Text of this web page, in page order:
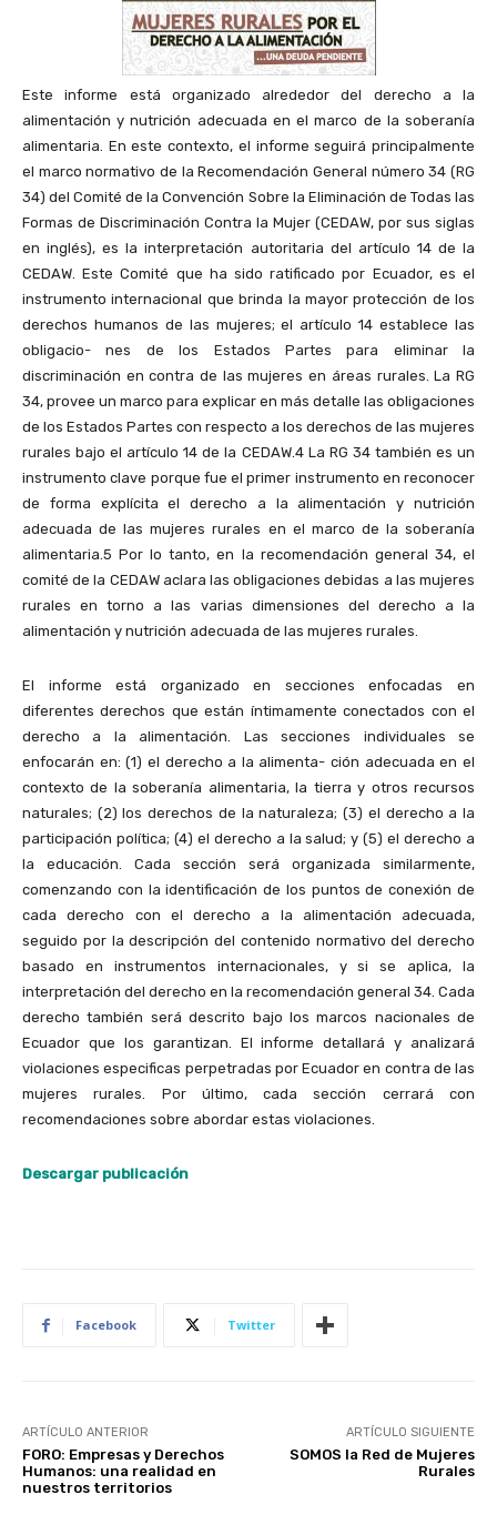
Este informe está organizado alrededor del derecho a la
alimentación y nutrición adecuada en el marco de la soberanía
alimentaria. En este contexto, el informe seguirá principalmente
el marco normativo de la Recomendación General número 34 (RG
34) del Comité de la Convención Sobre la Eliminación de Todas las
Formas de Discriminación Contra la Mujer (CEDAW, por sus siglas
en inglés), es la interpretación autoritaria del artículo 14 de la
CEDAW. Este Comité que ha sido ratificado por Ecuador, es el
instrumento internacional que brinda la mayor protección de los
derechos humanos de las mujeres; el artículo 14 establece las
obligacio- nes de los Estados Partes para eliminar la
discriminación en contra de las mujeres en áreas rurales. La RG
34, provee un marco para explicar en más detalle las obligaciones
de los Estados Partes con respecto a los derechos de las mujeres
rurales bajo el artículo 14 de la CEDAW.4 La RG 34 también es un
instrumento clave porque fue el primer instrumento en reconocer
de forma explícita el derecho a la alimentación y nutrición
adecuada de las mujeres rurales en el marco de la soberanía
alimentaria.5 Por lo tanto, en la recomendación general 34, el
comité de la CEDAW aclara las obligaciones debidas a las mujeres
rurales en torno a las varias dimensiones del derecho a la
alimentación y nutrición adecuada de las mujeres rurales.
El informe está organizado en secciones enfocadas en
diferentes derechos que están íntimamente conectados con el
derecho a la alimentación. Las secciones individuales se
enfocarán en: (1) el derecho a la alimenta- ción adecuada en el
contexto de la soberanía alimentaria, la tierra y otros recursos
naturales; (2) los derechos de la naturaleza; (3) el derecho a la
participación política; (4) el derecho a la salud; y (5) el derecho a
la educación. Cada sección será organizada similarmente,
comenzando con la identificación de los puntos de conexión de
cada derecho con el derecho a la alimentación adecuada,
seguido por la descripción del contenido normativo del derecho
basado en instrumentos internacionales, y si se aplica, la
interpretación del derecho en la recomendación general 34. Cada
derecho también será descrito bajo los marcos nacionales de
Ecuador que los garantizan. El informe detallará y analizará
violaciones especificas perpetradas por Ecuador en contra de las
mujeres rurales. Por último, cada sección cerrará con
recomendaciones sobre abordar estas violaciones.
Descargar publicación
Facebook Twitter
ARTÍCULO ANTERIOR
FORO: Empresas y Derechos
Humanos: una realidad en
nuestros territorios
ARTÍCULO SIGUIENTE
SOMOS la Red de Mujeres
Rurales